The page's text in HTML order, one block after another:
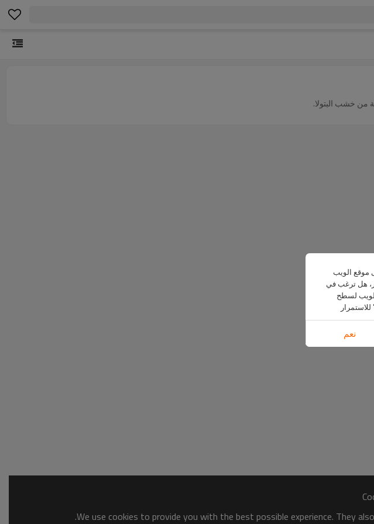
We use cookies to provide you with the best possible experience. They
الويب
هل ترغب في
لسطح
نعم